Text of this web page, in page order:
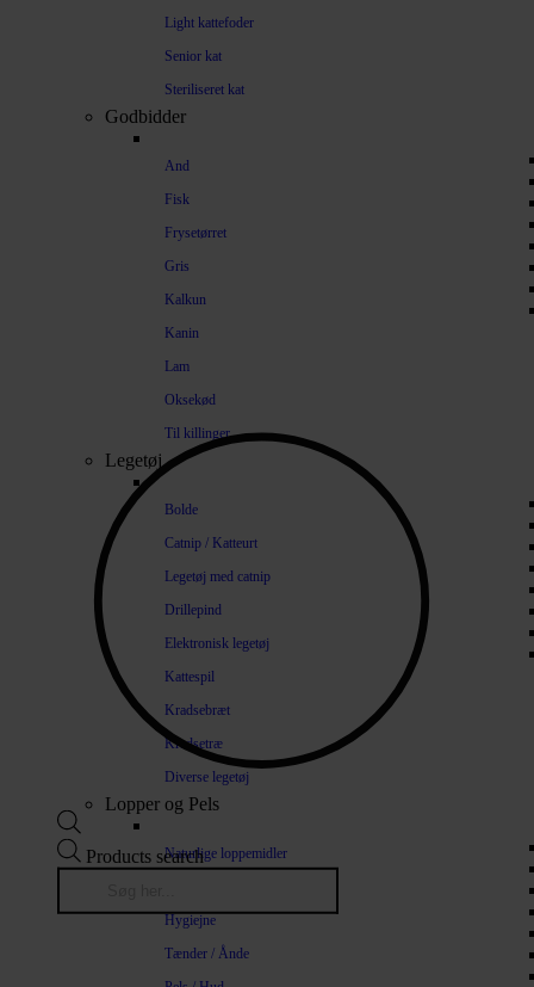
Light kattefoder
Senior kat
Steriliseret kat
Godbidder
And
Fisk
Frysetørret
Gris
Kalkun
Kanin
Lam
Oksekød
Til killinger
Legetøj
Bolde
Catnip / Katteurt
Legetøj med catnip
Drillepind
Elektronisk legetøj
Kattespil
Kradsebræt
Kradsetræ
Diverse legetøj
Lopper og Pels
Naturlige loppemidler
Hygiejne
Tænder / Ånde
Products search